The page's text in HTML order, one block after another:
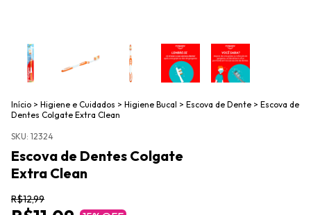
Início > Higiene e Cuidados > Higiene Bucal > Escova de Dente > Escova de
Dentes Colgate Extra Clean
SKU: 12324
Escova de Dentes Colgate
Extra Clean
R$12,99